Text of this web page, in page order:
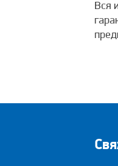
Вся